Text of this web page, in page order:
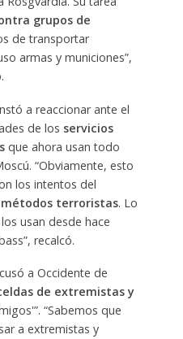
grupos de
de transportar
armas y municiones”,
a reaccionar ante el
de los servicios
que ahora usan todo
“Obviamente, esto
los intentos del
métodos terroristas. Lo
usan desde hace
recalcó.
a Occidente de
de extremistas y
“Sabemos que
a extremistas y